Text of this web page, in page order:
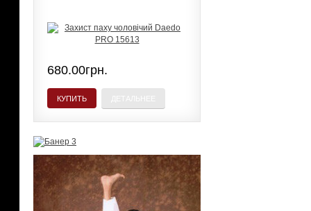
680.00грн.
КУПИТЬ